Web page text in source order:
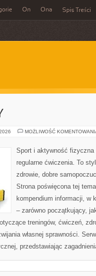
On Ona Spis Treści
MOŻLIWOŚĆ
Sport i aktywność
regularne ćwiczenia. To
zdrowie, dobre
Strona poświęcona tej
kompendium informacji, w
– zarówno początkujący,
treningów, ćwiczeń,
własnej sprawności.
przedstawiając